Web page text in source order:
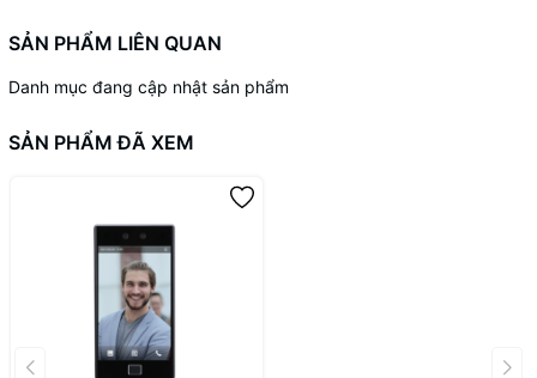
SẢN PHẨM LIÊN QUAN
Danh mục đang cập nhật sản phẩm
SẢN PHẨM ĐÃ XEM